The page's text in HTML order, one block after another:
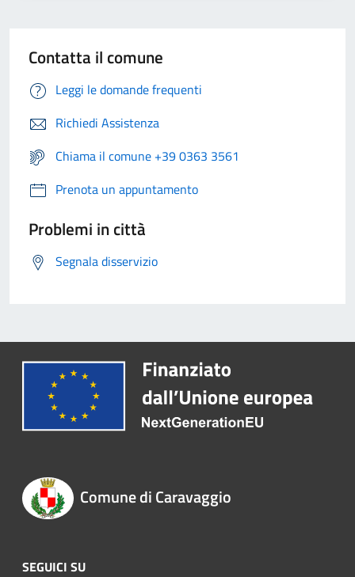
Contatta il comune
Leggi le domande frequenti
Richiedi Assistenza
Chiama il comune +39 0363 3561
Prenota un appuntamento
Problemi in città
Segnala disservizio
Comune di Caravaggio
SEGUICI SU